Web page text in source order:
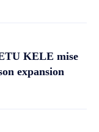
KELE mise
expansion